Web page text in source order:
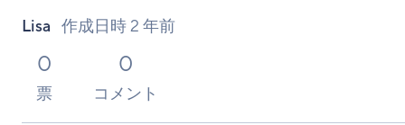
Lisa 作成日時2 年前
0
票
0
コメント